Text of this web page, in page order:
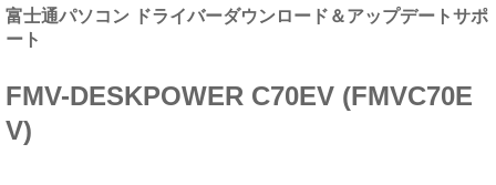
富士通パソコン ドライバーダウンロード＆アップデートサポ
ート
FMV-DESKPOWER C70EV (FMVC70E
V)